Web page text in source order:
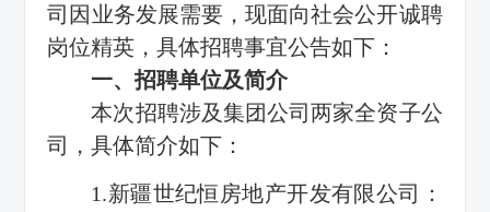
司因业务发展需要，现面向社会公开诚聘
岗位精英，具体招聘事宜公告如下：
一、招聘单位及简介
本次招聘涉及集团公司两家全资子公
司，具体简介如下：
1.新疆世纪恒房地产开发有限公司：